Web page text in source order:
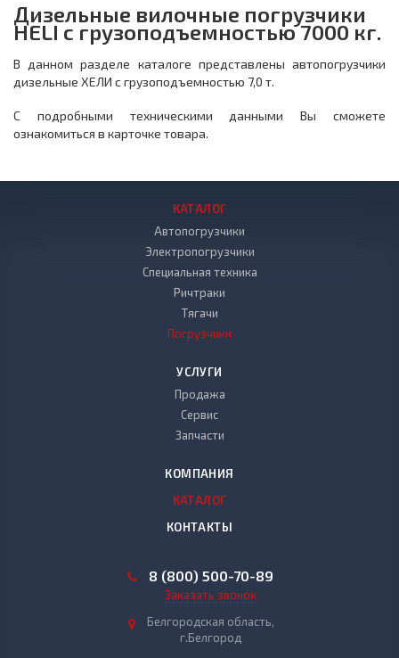
Дизельные вилочные погрузчики
HELI с грузоподъемностью 7000 кг.
В данном разделе каталоге представлены автопогрузчики
дизельные ХЕЛИ с грузоподъемностью 7,0 т.
С подробными техническими данными Вы сможете
ознакомиться в карточке товара.
КАТАЛОГ
Автопогрузчики
Электропогрузчики
Специальная техника
Ричтраки
Тягачи
Погрузчики
УСЛУГИ
Продажа
Сервис
Запчасти
КОМПАНИЯ
КАТАЛОГ
КОНТАКТЫ
8 (800) 500-70-89
Заказать звонок
Белгородская область,
г.Белгород